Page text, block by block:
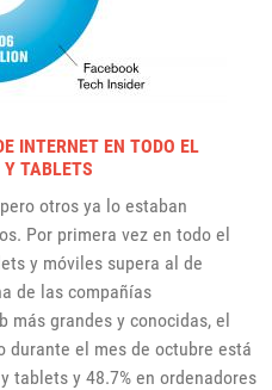
INTERNET EN TODO EL
Y TABLETS
otros ya lo estaban
Por primera vez en todo el
y móviles supera al de
de las compañías
más grandes y conocidas, el
durante el mes de octubre está
tablets y 48.7% en ordenadores